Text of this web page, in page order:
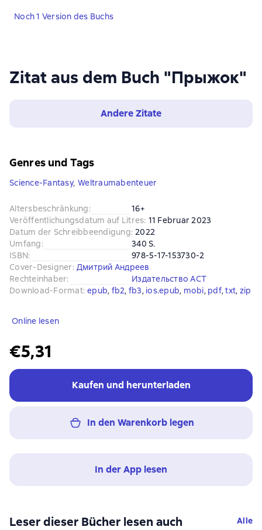
Zitat aus dem Buch "Прыжок"
Andere Zitate
Noch 1 Version des Buchs
Genres und Tags
Science-Fantasy, Weltraumabenteuer
Altersbeschränkung:
16+
Veröffentlichungsdatum auf Litres: 11 Februar 2023
Datum der Schreibbeendigung: 2022
Umfang:
340 S.
ISBN:
978-5-17-153730-2
Cover-Designer: Дмитрий Андреев
Rechteinhaber:
Издательство АСТ
Download-Format: epub, fb2, fb3, ios.epub, mobi, pdf, txt, zip
Online lesen
€5,31
Kaufen und herunterladen
In den Warenkorb legen
In der App lesen
Leser dieser Bücher lesen auch Alle